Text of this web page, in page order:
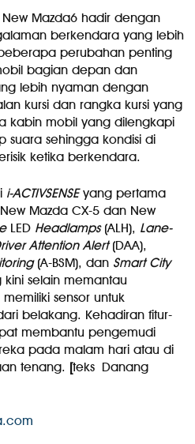
Mazda6 hadir dengan
berkendara yang lebih
perubahan penting
bagian depan dan
lebih nyaman dengan
kursi dan rangka kursi yang
kabin mobil yang dilengkapi
suara sehingga kondisi di
ketika berkendara.
i-ACTIVSENSEyang pertama
Mazda CX-5 dan New
LED Headlamps(ALH), Lane-
Attention Alert(DAA),
(A-BSM), dan Smart City
kini selain memantau
sensor untuk
belakang. Kehadiran fitur-
membantu pengemudi
pada malam hari atau di
tenang. [teks Danang